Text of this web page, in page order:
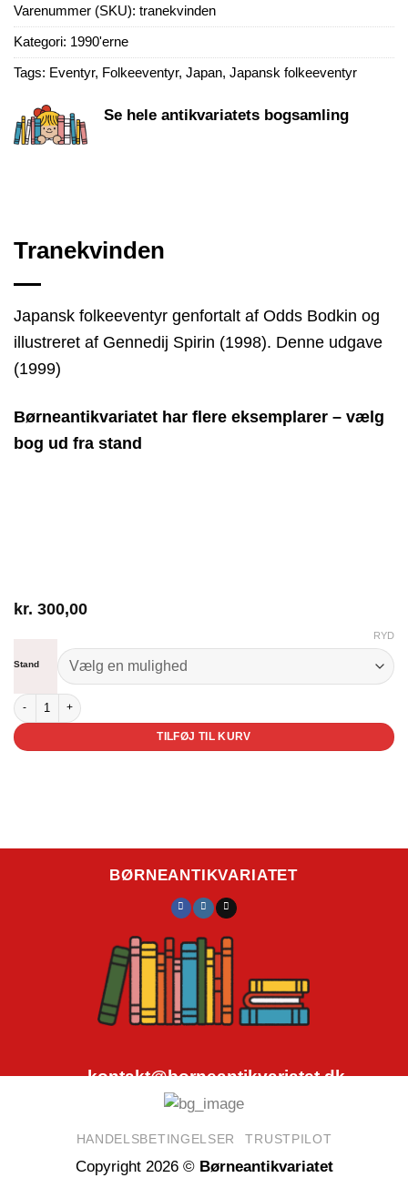
Varenummer (SKU): tranekvinden
Kategori: 1990'erne
Tags: Eventyr, Folkeeventyr, Japan, Japansk folkeeventyr
Se hele antikvariatets bogsamling
Tranekvinden
Japansk folkeeventyr genfortalt af Odds Bodkin og
illustreret af Gennedij Spirin (1998). Denne udgave
(1999)
Børneantikvariatet har flere eksemplarer – vælg
bog ud fra stand
kr. 300,00
Stand
RYD
Tranekvinden antal
TILFØJ TIL KURV
BØRNEANTIKVARIATET
kontakt@borneantikvariatet.dk
HANDELSBETINGELSER TRUSTPILOT
Copyright 2026 © Børneantikvariatet